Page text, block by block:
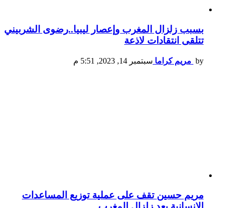
بسبب زلزال المغرب وإعصار ليبيا..رضوى الشربيني
تتلقى انتقادات لاذعة
by مريم كراما سبتمبر 14, 2023, 5:51 م
مريم حسين تقف على عملية توزيع المساعدات